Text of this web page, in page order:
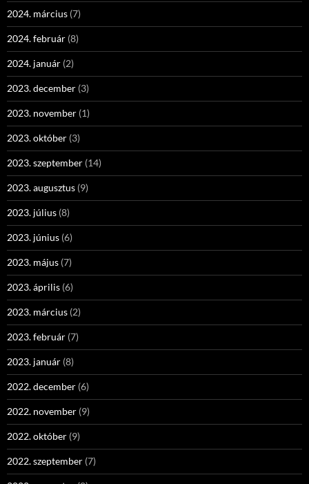
2024. március (7)
2024. február (8)
2024. január (2)
2023. december (3)
2023. november (1)
2023. október (3)
2023. szeptember (14)
2023. augusztus (9)
2023. július (8)
2023. június (6)
2023. május (7)
2023. április (6)
2023. március (2)
2023. február (7)
2023. január (8)
2022. december (6)
2022. november (9)
2022. október (9)
2022. szeptember (7)